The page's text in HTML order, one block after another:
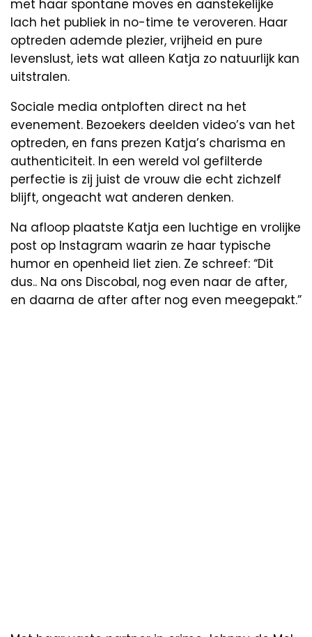
met haar spontane moves en aanstekelijke
lach het publiek in no-time te veroveren. Haar
optreden ademde plezier, vrijheid en pure
levenslust, iets wat alleen Katja zo natuurlijk kan
uitstralen.
Sociale media ontploften direct na het
evenement. Bezoekers deelden video’s van het
optreden, en fans prezen Katja’s charisma en
authenticiteit. In een wereld vol gefilterde
perfectie is zij juist de vrouw die echt zichzelf
blijft, ongeacht wat anderen denken.
Na afloop plaatste Katja een luchtige en vrolijke
post op Instagram waarin ze haar typische
humor en openheid liet zien. Ze schreef: “Dit
dus.. Na ons Discobal, nog even naar de after,
en daarna de after after nog even meegepakt.”